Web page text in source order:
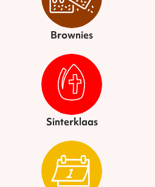
Brownies
Sinterklaas